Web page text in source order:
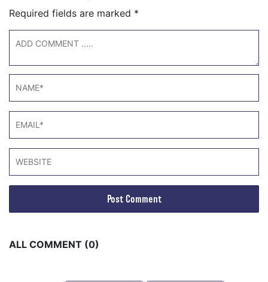
Required fields are marked *
ALL COMMENT (0)